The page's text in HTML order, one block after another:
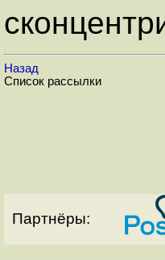
Назад
Список рассылки
Партнёры: